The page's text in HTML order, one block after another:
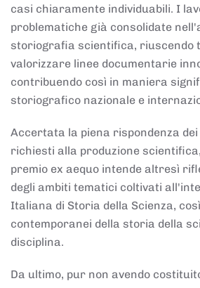
casi chiaramente individuabili. I
problematiche già consolidate
storiografia scientifica, riuscendo
valorizzare linee documentarie
contribuendo così in maniera
storiografico nazionale e
Accertata la piena rispondenza
richiesti alla produzione
premio ex aequo intende altresì
degli ambiti tematici coltivati
Italiana di Storia della Scienza,
contemporanei della storia della
disciplina.
Da ultimo, pur non avendo